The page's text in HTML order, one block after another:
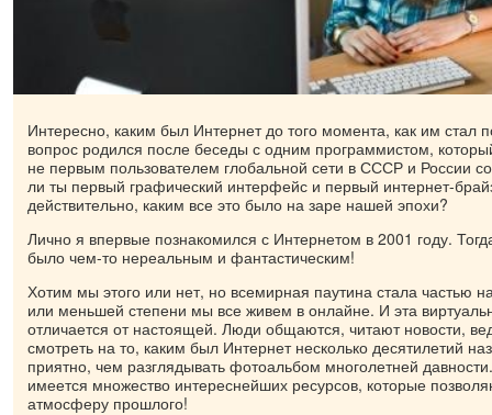
Интересно, каким был Интернет до того момента, как им стал
вопрос родился после беседы с одним программистом,
не первым пользователем глобальной сети в СССР и России
ли ты первый графический интерфейс и первый интернет-
действительно, каким все это было на заре нашей эпохи?
Лично я впервые познакомился с Интернетом в 2001 году.
было чем-то нереальным и фантастическим!
Хотим мы этого или нет, но всемирная паутина стала частью
или меньшей степени мы все живем в онлайне. И эта
отличается от настоящей. Люди общаются, читают новости,
смотреть на то, каким был Интернет несколько десятилетий
приятно, чем разглядывать фотоальбом многолетней
имеется множество интереснейших ресурсов, которые
атмосферу прошлого!